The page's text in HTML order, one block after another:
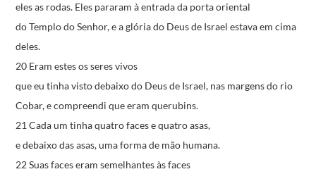
eles as rodas. Eles pararam à entrada da porta oriental
do Templo do Senhor,e a glória do Deus de Israel estava em cima
deles.
20 Eram estes os seres vivos
que eu tinha visto debaixo do Deus de Israel, nas margens do rio
Cobar,e compreendi que eram querubins.
21 Cada um tinha quatro faces e quatro asas,
e debaixo das asas, uma forma de mão humana.
22 Suas faces eram semelhantes às faces